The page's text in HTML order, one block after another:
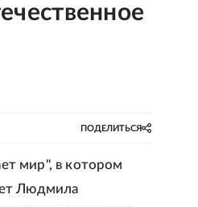
ПОДЕЛИТЬСЯ
мир", в котором
Людмила